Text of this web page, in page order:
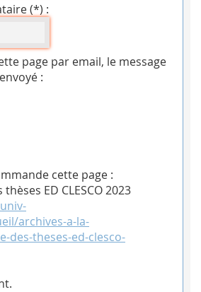
(*) :
page par email, le message
:
cette page :
ED CLESCO 2023
archives-a-la-
des-theses-ed-clesco-